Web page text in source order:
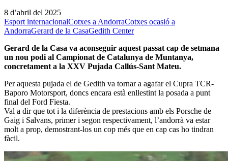
8 d’abril del 2025
Esport internacionalCotxes a AndorraCotxes ocasió a
AndorraGerard de la CasaGedith Center
Gerard de la Casa va aconseguir aquest passat cap de setmana
un nou podi al Campionat de Catalunya de Muntanya,
concretament a la XXV Pujada Callús-Sant Mateu.
Per aquesta pujada el de Gedith va tornar a agafar el Cupra TCR-
Baporo Motorsport, doncs encara està enllestint la posada a punt
final del Ford Fiesta.
Val a dir que tot i la diferència de prestacions amb els Porsche de
Gaig i Salvans, primer i segon respectivament, l’andorrà va estar
molt a prop, demostrant-los un cop més que en cap cas ho tindran
fàcil.